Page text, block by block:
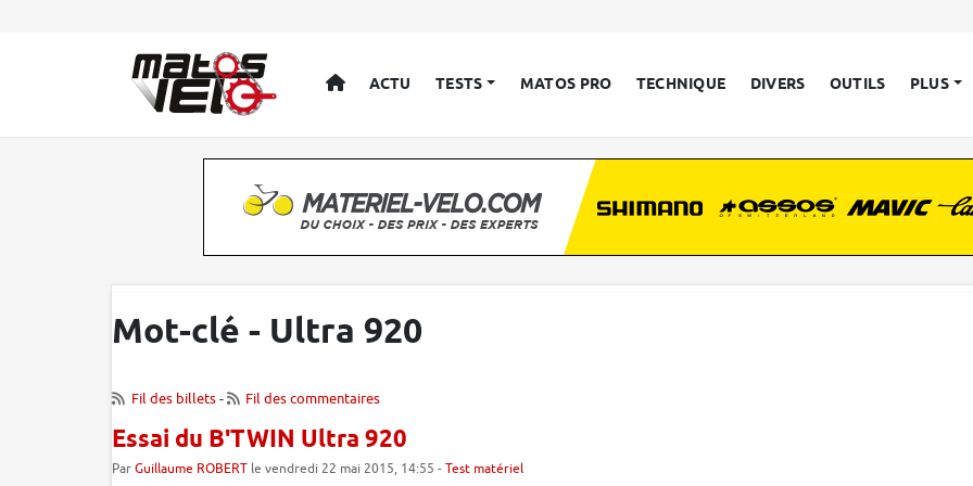
ACCUEIL
ACTU TESTS MATOS PRO TECHNIQUE DIVERS OUTILS PLUS
Mot-clé - Ultra 920
Fil des billets- Fil des commentaires
Essai du B'TWIN Ultra 920
Par Guillaume ROBERT le vendredi 22 mai 2015, 14:55 - Test matériel